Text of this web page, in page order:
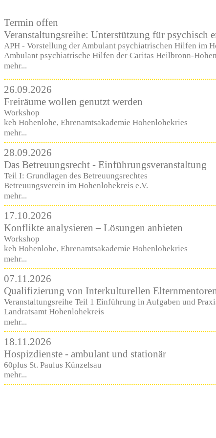
Termin offen
Veranstaltungsreihe: Unterstützung für psychisch
APH - Vorstellung der Ambulant psychiatrischen Hilfen im
Ambulant psychiatrische Hilfen der Caritas Heilbronn-
mehr...
26.09.2026
Freiräume wollen genutzt werden
Workshop
keb Hohenlohe, Ehrenamtsakademie Hohenlohekries
mehr...
28.09.2026
Das Betreuungsrecht - Einführungsveranstaltung
Teil I: Grundlagen des Betreuungsrechtes
Betreuungsverein im Hohenlohekreis e.V.
mehr...
17.10.2026
Konflikte analysieren – Lösungen anbieten
Workshop
keb Hohenlohe, Ehrenamtsakademie Hohenlohekries
mehr...
07.11.2026
Qualifizierung von Interkulturellen
Veranstaltungsreihe Teil 1 Einführung in Aufgaben und
Landratsamt Hohenlohekreis
mehr...
18.11.2026
Hospizdienste - ambulant und stationär
60plus St. Paulus Künzelsau
mehr...